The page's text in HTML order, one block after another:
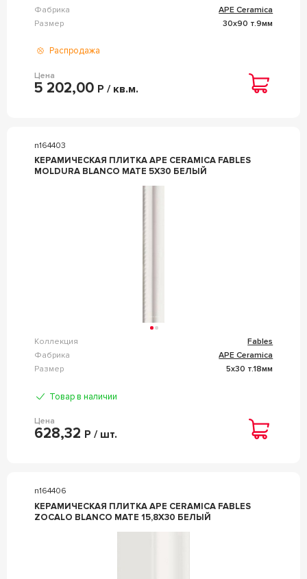
Фабрика
APE Ceramica
Размер
30x90 т.9мм
Распродажа
Цена
5 202,00 Р / кв.м.
n164403
КЕРАМИЧЕСКАЯ ПЛИТКА APE CERAMICA FABLES
MOLDURA BLANCO MATE 5X30 БЕЛЫЙ
Коллекция
Fables
Фабрика
APE Ceramica
Размер
5x30 т.18мм
Товар в наличии
Цена
628,32 Р / шт.
n164406
КЕРАМИЧЕСКАЯ ПЛИТКА APE CERAMICA FABLES
ZOCALO BLANCO MATE 15,8X30 БЕЛЫЙ